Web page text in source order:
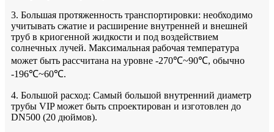
3. Большая протяженность транспортировки: необходимо
учитывать сжатие и расширение внутренней и внешней
труб в криогенной жидкости и под воздействием
солнечных лучей. Максимальная рабочая температура
может быть рассчитана на уровне -270℃~90℃, обычно
-196℃~60℃.
4. Большой расход: Самый большой внутренний диаметр
трубы VIP может быть спроектирован и изготовлен до
DN500 (20 дюймов).